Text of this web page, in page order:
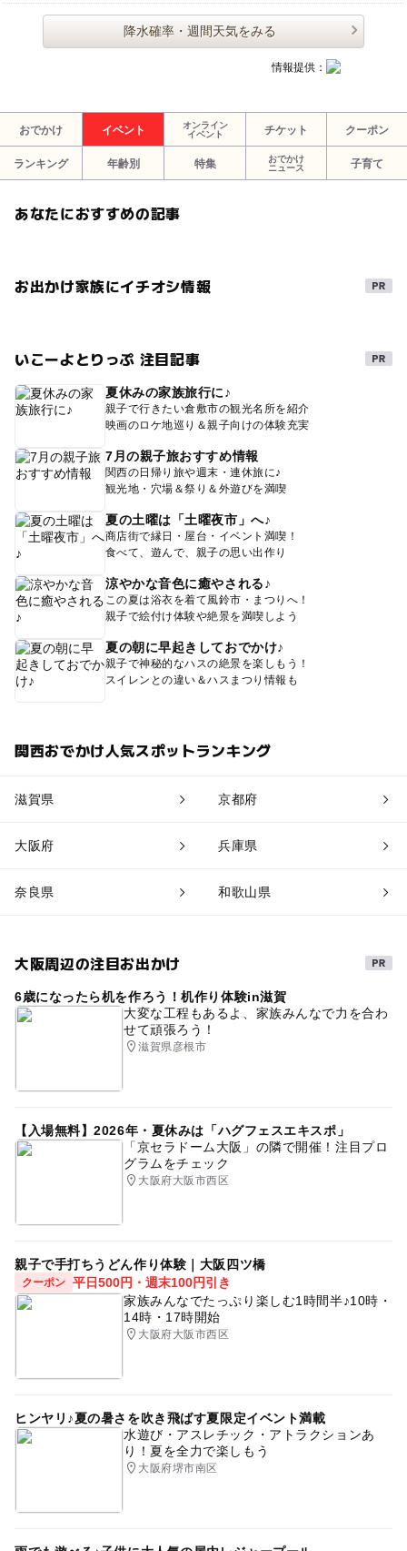
降水確率・週間天気をみる
情報提供：
おでかけ イベント
オンライン
イベント
チケット クーポン
ランキング 年齢別 特集
おでかけ
ニュース
子育て
あなたにおすすめの記事
お出かけ家族にイチオシ情報
いこーよとりっぷ 注目記事
夏休みの家族旅行に♪
親子で行きたい倉敷市の観光名所を紹介
映画のロケ地巡り＆親子向けの体験充実
7月の親子旅おすすめ情報
関西の日帰り旅や週末・連休旅に♪
観光地・穴場＆祭り＆外遊びを満喫
夏の土曜は「土曜夜市」へ♪
商店街で縁日・屋台・イベント満喫！
食べて、遊んで、親子の思い出作り
涼やかな音色に癒やされる♪
この夏は浴衣を着て風鈴市・まつりへ！
親子で絵付け体験や絶景を満喫しよう
夏の朝に早起きしておでかけ♪
親子で神秘的なハスの絶景を楽しもう！
スイレンとの違い＆ハスまつり情報も
関西おでかけ人気スポットランキング
滋賀県 京都府
大阪府 兵庫県
奈良県 和歌山県
大阪周辺の注目お出かけ
6歳になったら机を作ろう！机作り体験in滋賀
大変な工程もあるよ、家族みんなで力を合わ
せて頑張ろう！
滋賀県彦根市
【入場無料】2026年・夏休みは「ハグフェスエキスポ」
「京セラドーム大阪」の隣で開催！注目プロ
グラムをチェック
大阪府大阪市西区
親子で手打ちうどん作り体験｜大阪四ツ橋
クーポン 平日500円・週末100円引き
家族みんなでたっぷり楽しむ1時間半♪10時・
14時・17時開始
大阪府大阪市西区
ヒンヤリ♪夏の暑さを吹き飛ばす夏限定イベント満載
水遊び・アスレチック・アトラクションあ
り！夏を全力で楽しもう
大阪府堺市南区